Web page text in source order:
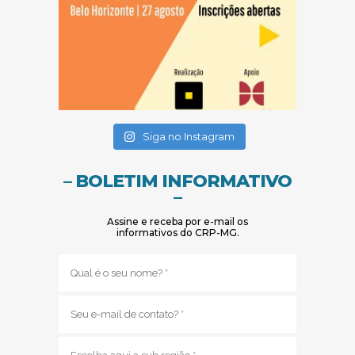
Siga no Instagram
– BOLETIM INFORMATIVO
–
Assine e receba por e-mail os
informativos do CRP-MG.
mail
região